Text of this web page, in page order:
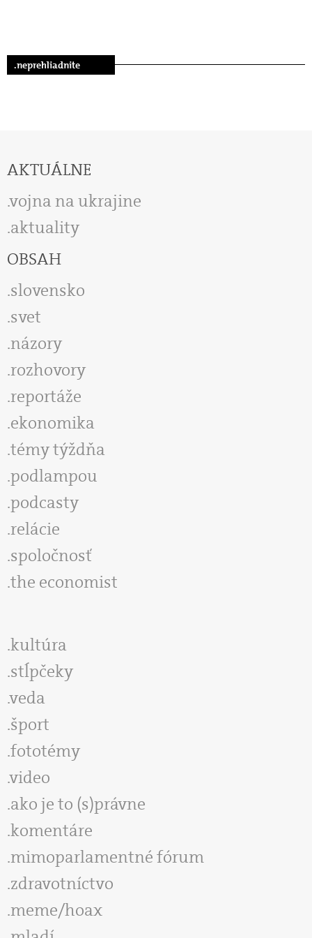
.neprehliadnite
AKTUÁLNE
vojna na ukrajine
aktuality
OBSAH
slovensko
svet
názory
rozhovory
reportáže
ekonomika
témy týždňa
podlampou
podcasty
relácie
spoločnosť
the economist
kultúra
stĺpčeky
veda
šport
fototémy
video
ako je to (s)právne
komentáre
mimoparlamentné fórum
zdravotníctvo
meme/hoax